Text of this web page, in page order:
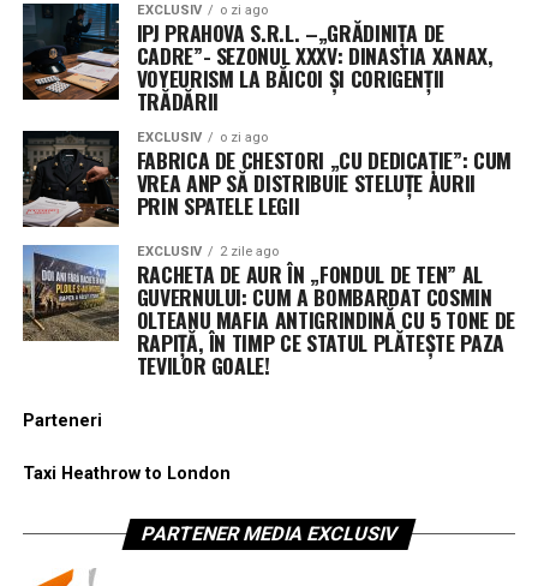
EXCLUSIV o zi ago
IPJ PRAHOVA S.R.L. –„GRĂDINIȚA DE
CADRE”- SEZONUL XXXV: DINASTIA XANAX,
VOYEURISM LA BĂICOI ȘI CORIGENȚII
TRĂDĂRII
EXCLUSIV o zi ago
FABRICA DE CHESTORI „CU DEDICAȚIE”: CUM
VREA ANP SĂ DISTRIBUIE STELUȚE AURII
PRIN SPATELE LEGII
EXCLUSIV 2 zile ago
RACHETA DE AUR ÎN „FONDUL DE TEN” AL
GUVERNULUI: CUM A BOMBARDAT COSMIN
OLTEANU MAFIA ANTIGRINDINĂ CU 5 TONE DE
RAPIȚĂ, ÎN TIMP CE STATUL PLĂTEȘTE PAZA
TEVILOR GOALE!
Parteneri
Taxi Heathrow to London
PARTENER MEDIA EXCLUSIV